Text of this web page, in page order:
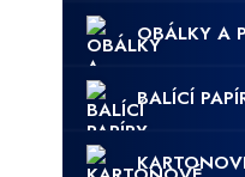
OBÁLKY A
BALÍCÍ